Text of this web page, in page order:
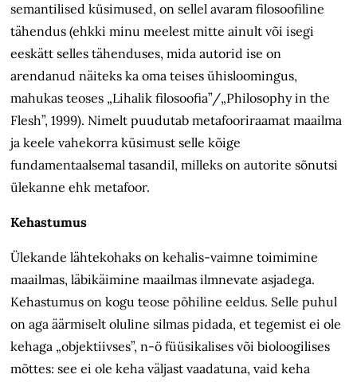
semantilised küsimused, on sellel avaram filosoofiline
tähendus (ehkki minu meelest mitte ainult või isegi
eeskätt selles tähenduses, mida autorid ise on
arendanud näiteks ka oma teises ühisloomingus,
mahukas teoses „Lihalik filosoofia”/„Philosophy in the
Flesh”, 1999). Nimelt puudutab metafooriraamat maailma
ja keele vahekorra küsimust selle kõige
fundamentaalsemal tasandil, milleks on autorite sõnutsi
ülekanne ehk metafoor.
Kehastumus
Ülekande lähtekohaks on kehalis-vaimne toimimine
maailmas, läbikäimine maailmas ilmnevate asjadega.
Kehastumus on kogu teose põhiline eeldus. Selle puhul
on aga äärmiselt oluline silmas pidada, et tegemist ei ole
kehaga „objektiivses”, n-ö füüsikalises või bioloogilises
mõttes: see ei ole keha väljast vaadatuna, vaid keha